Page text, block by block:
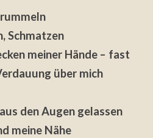
Schmatzen
meiner Hände – fast
über mich
den Augen gelassen
meine Nähe